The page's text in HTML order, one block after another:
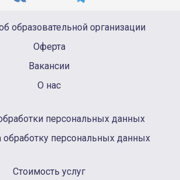
образовательной организации
Оферта
Вакансии
О нас
персональных данных
обработку персональных данных
Стоимость услуг